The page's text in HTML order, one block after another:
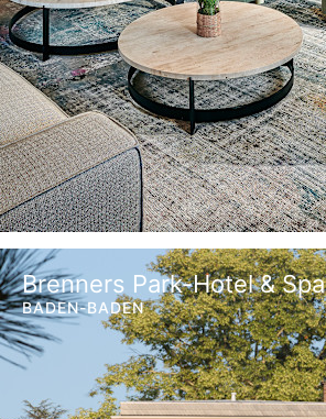
Brenners Park-Hotel & Spa
BADEN-BADEN